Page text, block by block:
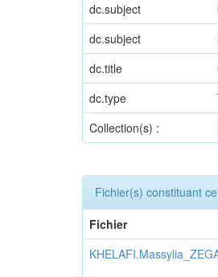
dc.subject
dc.subject
dc.title
dc.type
Collection(s) :
Fichier(s) constituant
Fichier